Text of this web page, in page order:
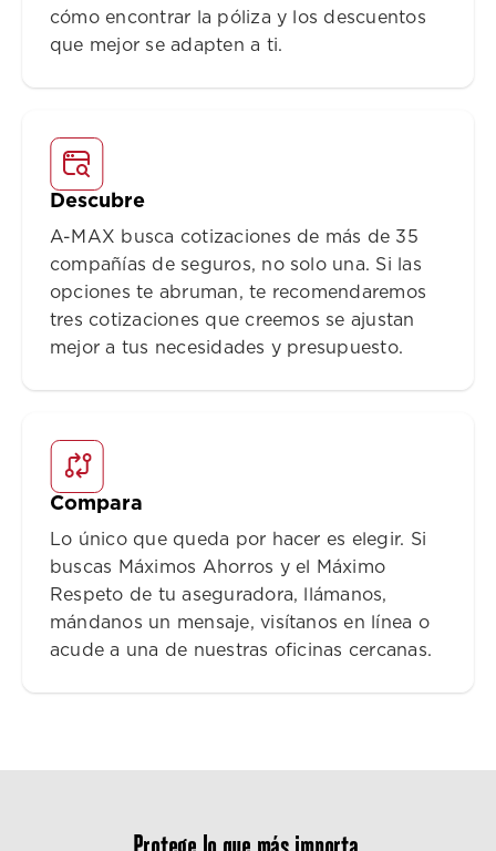
cómo encontrar la póliza y los descuentos
que mejor se adapten a ti.
Descubre
A-MAX busca cotizaciones de más de 35
compañías de seguros, no solo una. Si las
opciones te abruman, te recomendaremos
tres cotizaciones que creemos se ajustan
mejor a tus necesidades y presupuesto.
Compara
Lo único que queda por hacer es elegir. Si
buscas Máximos Ahorros y el Máximo
Respeto de tu aseguradora, llámanos,
mándanos un mensaje, visítanos en línea o
acude a una de nuestras oficinas cercanas.